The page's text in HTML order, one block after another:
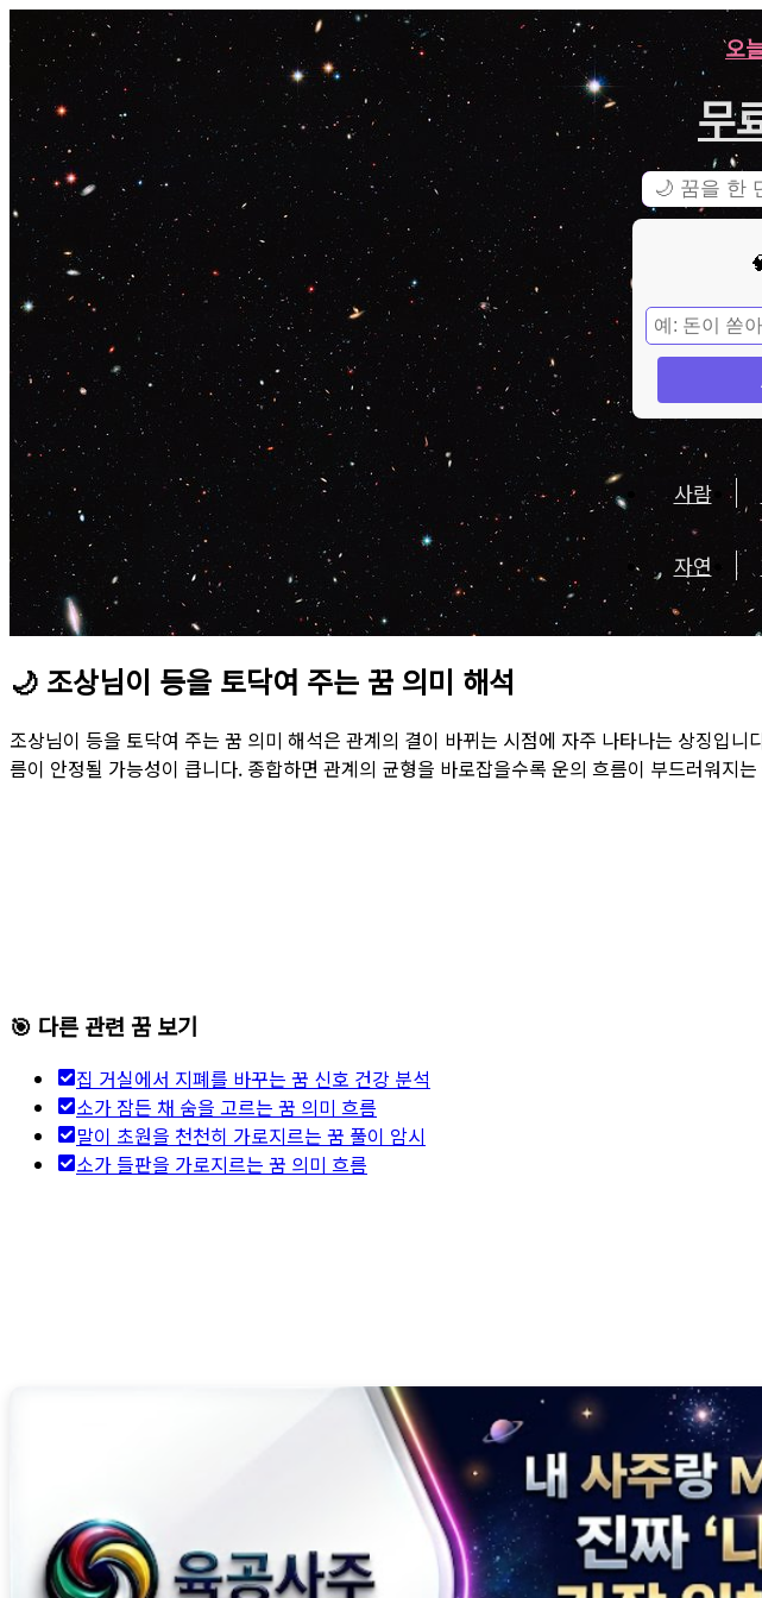
오
무
사람
자연
🌙 조상님이 등을 토닥여 주는 꿈 의미 해석
조상님이 등을 토닥여 주는 꿈 의미 해석은 관계의 결이 바뀌는 시점에 자주 나타나는 상징입
름이 안정될 가능성이 큽니다. 종합하면 관계의 균형을 바로잡을수록 운의 흐름이 부드러워지
🎯 다른 관련 꿈 보기
집 거실에서 지폐를 바꾸는 꿈 신호 건강 분석
소가 잠든 채 숨을 고르는 꿈 의미 흐름
말이 초원을 천천히 가로지르는 꿈 풀이 암시
소가 들판을 가로지르는 꿈 의미 흐름